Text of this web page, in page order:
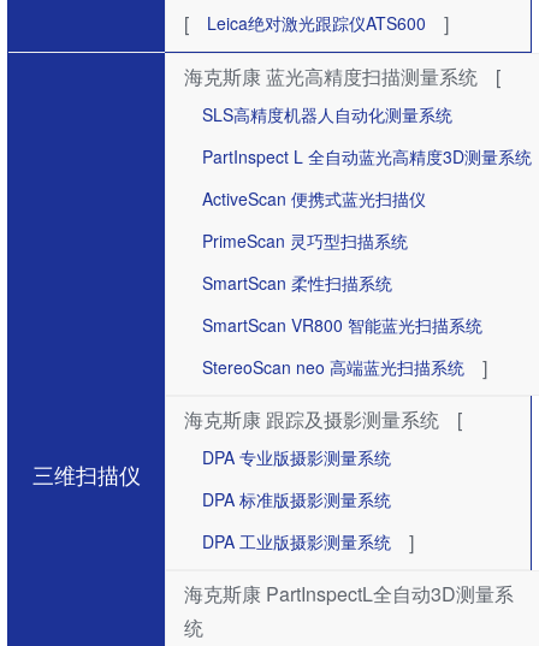
[
Leica绝对激光跟踪仪ATS600 ]
三维扫描仪
海克斯康 蓝光高精度扫描测量系统 [
SLS高精度机器人自动化测量系统
PartInspect L 全自动蓝光高精度3D测量系统
ActiveScan 便携式蓝光扫描仪
PrimeScan 灵巧型扫描系统
SmartScan 柔性扫描系统
SmartScan VR800 智能蓝光扫描系统
StereoScan neo 高端蓝光扫描系统
]
海克斯康 跟踪及摄影测量系统
[
DPA 专业版摄影测量系统
DPA 标准版摄影测量系统
DPA 工业版摄影测量系统
]
海克斯康 PartInspectL全自动3D测量系
统